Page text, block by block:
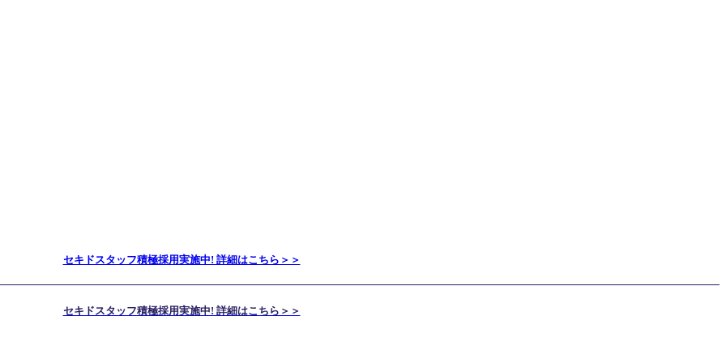
セキドスタッフ積極採用実施中! 詳細はこちら＞＞
セキドスタッフ積極採用実施中! 詳細はこちら＞＞